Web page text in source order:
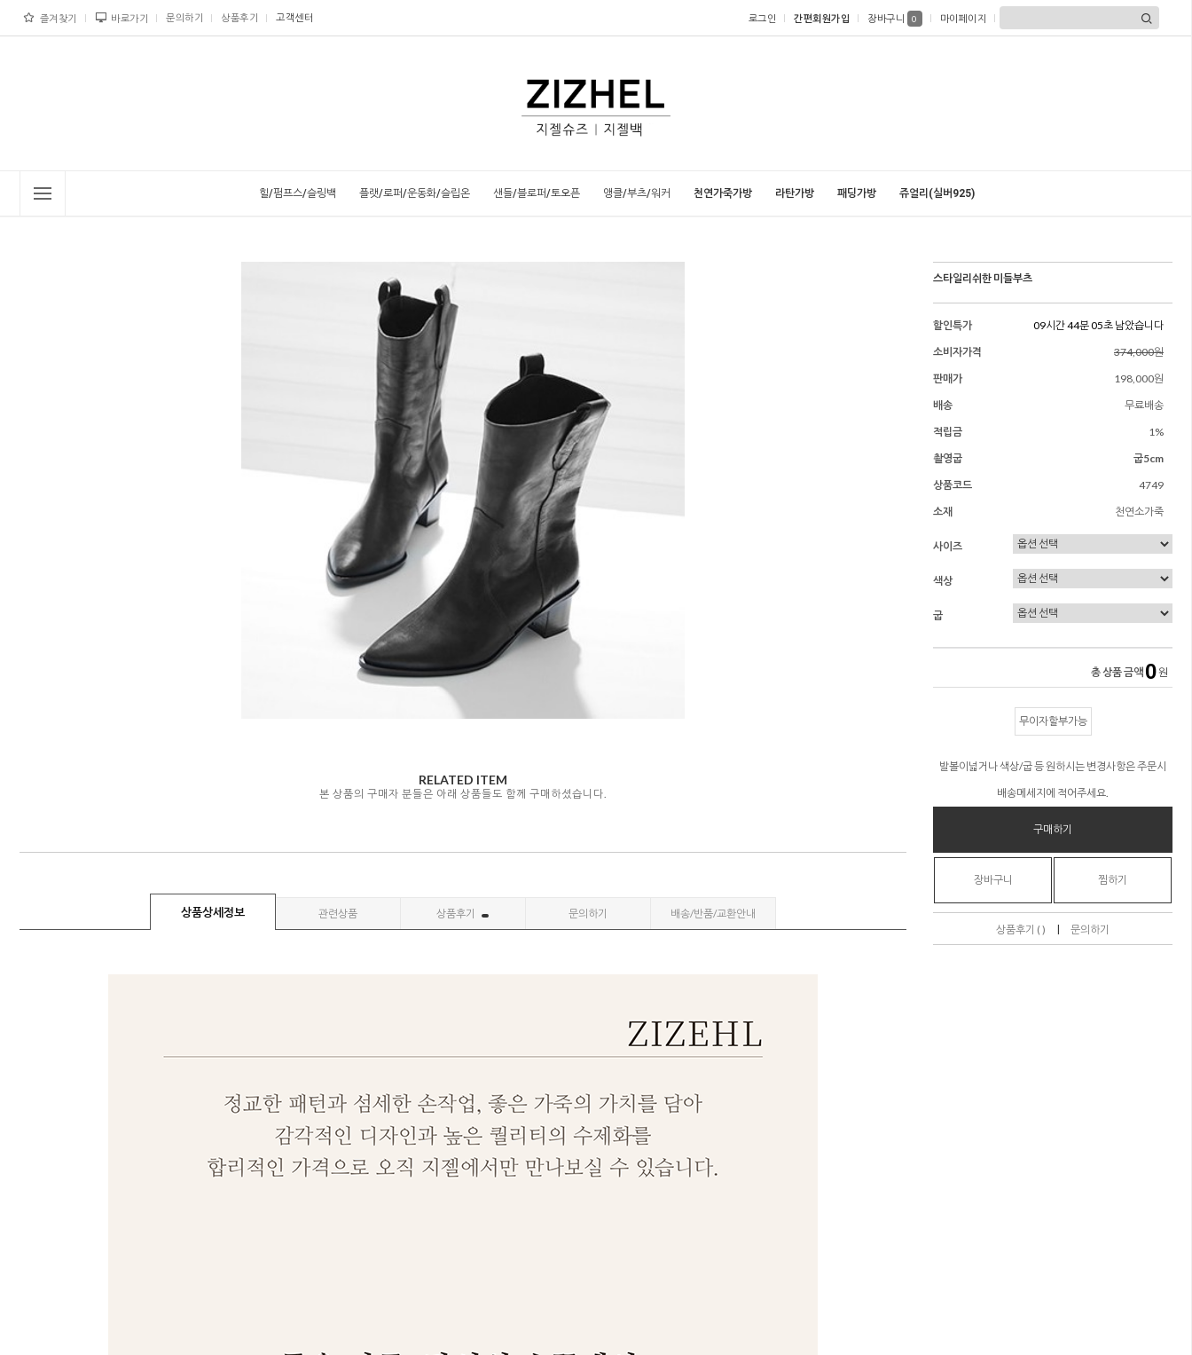
즐겨찾기 바로가기 문의하기 상품후기 고객센터 로그인 간편회원가입 장바구니 0 마이페이지
힐/펌프스/슬링백 플랫/로퍼/운동화/슬립온 샌들/블로퍼/토오픈 앵클/부츠/워커 천연가죽가방 라탄가방 패딩가방 쥬얼리(실버925)
RELATED ITEM
본 상품의 구매자 분들은 아래 상품들도 함께 구매하셨습니다.
상품상세정보 관련상품 상품후기 문의하기 배송/반품/교환안내
스타일리쉬한 미들부츠
할인특가
09시간 44분 04초 남았습니다
소비자가격
374,000원
판매가
198,000원
배송
무료배송
적립금
1%
촬영굽
굽5cm
상품코드
4749
소재
천연소가죽
사이즈
색상
굽
총 상품 금액 0 원
무이자할부가능
발볼이넓거나 색상/굽 등 원하시는 변경사항은 주문시
배송메세지에 적어주세요.
구매하기
장바구니 찜하기
상품후기 ( ) | 문의하기